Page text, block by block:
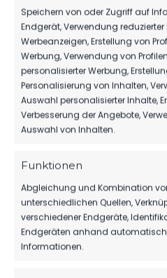
Speichern von oder Zugriff auf
Endgerät, Verwendung
Werbeanzeigen, Erstellung von
Werbung, Verwendung von
personalisierter Werbung,
Personalisierung von Inhalten,
Auswahl personalisierter Inhalte,
Verbesserung der Angebote,
Auswahl von Inhalten.
Funktionen
Abgleichung und Kombination
unterschiedlichen Quellen,
verschiedener Endgeräte,
Endgeräten anhand
Informationen.
18:00
Uhr
vs.
ÄHNLICHE BEITRÄGE
FC Energie Cottbus II vs
FSV 63 Luckenwalde D1-
Jugend
Ähnlicher Beitrag
FC Energie Cottbus vs FSV
63 Luckenwalde D1-
Jugend
14. Mai 2024
Ähnlicher Beitrag